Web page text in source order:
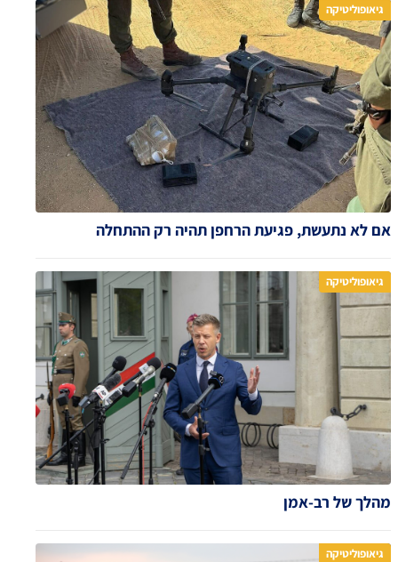
גיאופוליטיקה
אם לא נתעשת, פגיעת הרחפן תהיה רק ההתחלה
גיאופוליטיקה
מהלך של רב-אמן
גיאופוליטיקה